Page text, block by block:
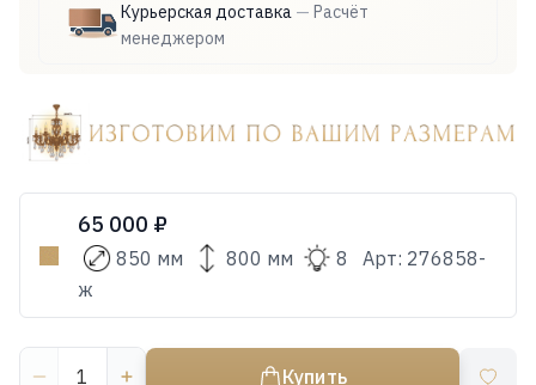
Курьерская доставка — Расчёт
менеджером
65 000 ₽
850 мм 800 мм 8 Арт: 276858-
ж
Купить